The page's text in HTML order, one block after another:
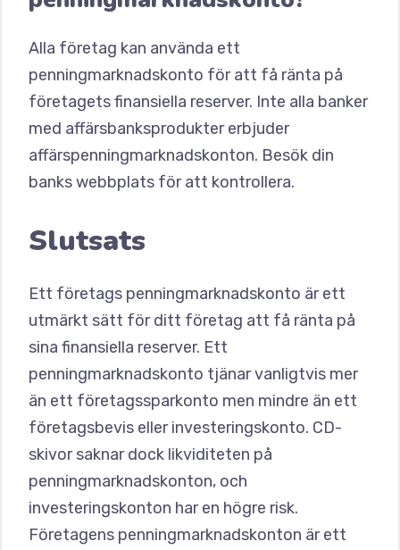
Alla företag kan använda ett
penningmarknadskonto för att få ränta på
företagets finansiella reserver. Inte alla banker
med affärsbanksprodukter erbjuder
affärspenningmarknadskonton. Besök din
banks webbplats för att kontrollera.
Slutsats
Ett företags penningmarknadskonto är ett
utmärkt sätt för ditt företag att få ränta på
sina finansiella reserver. Ett
penningmarknadskonto tjänar vanligtvis mer
än ett företagssparkonto men mindre än ett
företagsbevis eller investeringskonto. CD-
skivor saknar dock likviditeten på
penningmarknadskonton, och
investeringskonton har en högre risk.
Företagens penningmarknadskonton är ett